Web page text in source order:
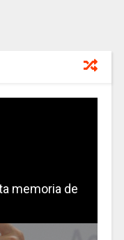
memoria de